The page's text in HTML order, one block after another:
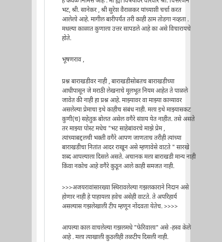
भट, श्री. सानेकर , श्री सुरेश वैराळकर यांच्याशी चर्चा करत
आलेलो आहे. मागील बारीपर्यंत तरी काही ठाम तोडगा नव्हता .
मधल्या काळात कुणाला उत्तर सापडले आहे का असे विचारायचे
होते.
भूषणराव ,
प्रश्न बाराखडीवर नाही , बाराखडीसोबतच बाराखडीच्या
आधीपासून जे मराठी लेखनाचे मूलभूत नियम आहेत ते पाळले
जावेत की नाही हा प्रश्न आहे. माझ्यावर वा माझ्या काव्यावर
असलेल्या प्रेमाचा इथे काहीच संबंध नाही. मला इथे माझ्यासकट
कुणी(च) सहेतुक बोलत असेल वगैरे संशय येत नाहीत. तसे असते
तर माझ्या पोस्ट मधेच "भट साहेबांवरचे माझे प्रेम ,
त्यांच्याबद्दलची भक्ती वगैरे आपण जाणताच तरीही त्यांच्या
बाराखडीचा नितांत आदर राखून असे म्हणावेसे वाटते " सारखे
शब्द आपल्याला दिसले असते. अचानक मला बाराखडी मान्य नाही
किंवा नकोच आहे वगैरे कुठून आले काही समजत नाही.
>>>अजयरावांसारख्या स्थिरावलेल्या गझलकाराने निदान असे
होणार नाही हे पाहायला हवेच असेही वाटते. ते अपरिहार्य
असल्यास गझलेखाली टीप म्हणून नोंदवता येतेच. >>>>
आपल्या काल वाचलेल्या गझलमधे "फेरिवाला" असे -हस्व केले
आहे . मला त्याखाली कुठलीही तळटीप दिसली नाही.